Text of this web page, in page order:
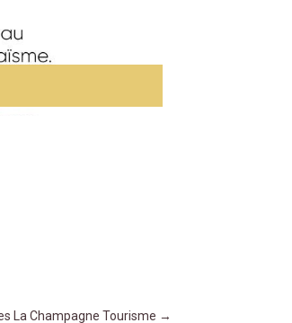
La Champagne Tourisme →